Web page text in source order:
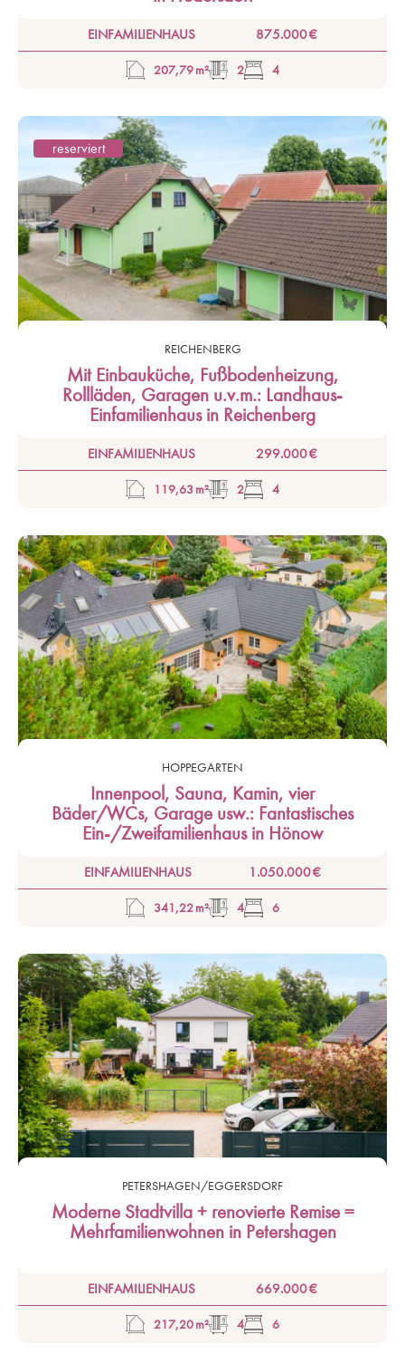
EINFAMILIENHAUS 875.000 €
207,79 m² 2 4
reserviert
REICHENBERG
Mit Einbauküche, Fußbodenheizung,
Rollläden, Garagen u.v.m.: Landhaus-
Einfamilienhaus in Reichenberg
EINFAMILIENHAUS 299.000 €
119,63 m² 2 4
HOPPEGARTEN
Innenpool, Sauna, Kamin, vier
Bäder/WCs, Garage usw.: Fantastisches
Ein-/Zweifamilienhaus in Hönow
EINFAMILIENHAUS 1.050.000 €
341,22 m² 4 6
PETERSHAGEN/EGGERSDORF
Moderne Stadtvilla + renovierte Remise =
Mehrfamilienwohnen in Petershagen
EINFAMILIENHAUS 669.000 €
217,20 m² 4 6